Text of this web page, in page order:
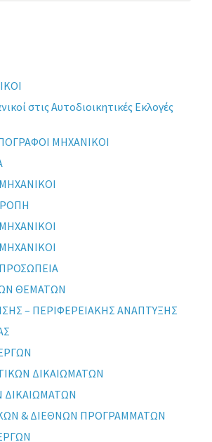
στις Αυτοδιοικητικές Εκλογές
ΜΗΧΑΝΙΚΟΙ
ΘΕΜΑΤΩΝ
– ΠΕΡΙΦΕΡΕΙΑΚΗΣ ΑΝΑΠΤΥΞΗΣ
ΔΙΚΑΙΩΜΑΤΩΝ
ΔΙΚΑΙΩΜΑΤΩΝ
& ΔΙΕΘΝΩΝ ΠΡΟΓΡΑΜΜΑΤΩΝ